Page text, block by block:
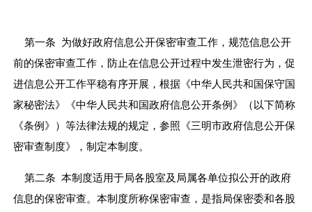
第一条 为做好政府信息公开保密审查工作，规范信息公开
前的保密审查工作，防止在信息公开过程中发生泄密行为，促
进信息公开工作平稳有序开展，根据《中华人民共和国保守国
家秘密法》《中华人民共和国政府信息公开条例》（以下简称
《条例》）等法律法规的规定，参照《三明市政府信息公开保
密审查制度》，制定本制度。
第二条 本制度适用于局各股室及局属各单位拟公开的政府
信息的保密审查。本制度所称保密审查，是指局保密委和各股